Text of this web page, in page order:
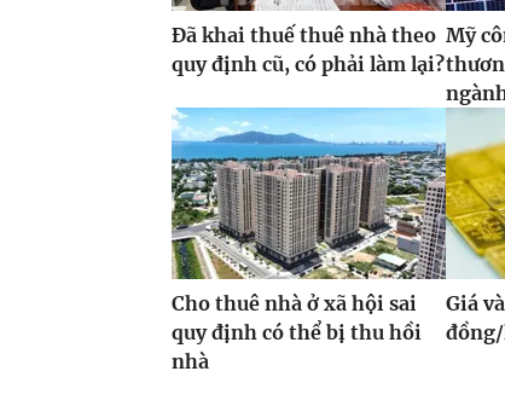
Đã khai thuế thuê nhà theo
quy định cũ, có phải làm lại?
Mỹ
Cho thuê nhà ở xã hội sai
quy định có thể bị thu hồi
nhà
Giá